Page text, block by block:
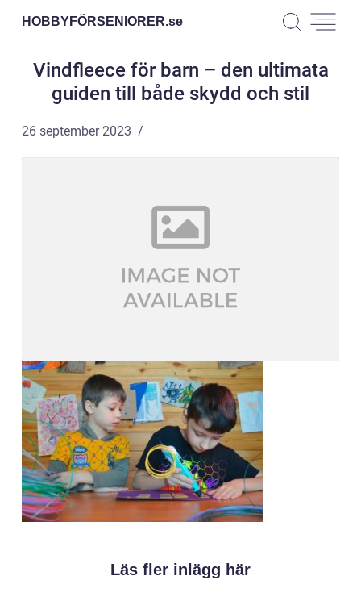
HOBBYFÖRSENIORER.se
Vindfleece för barn – den ultimata
guiden till både skydd och stil
26 september 2023
Läs fler inlägg här